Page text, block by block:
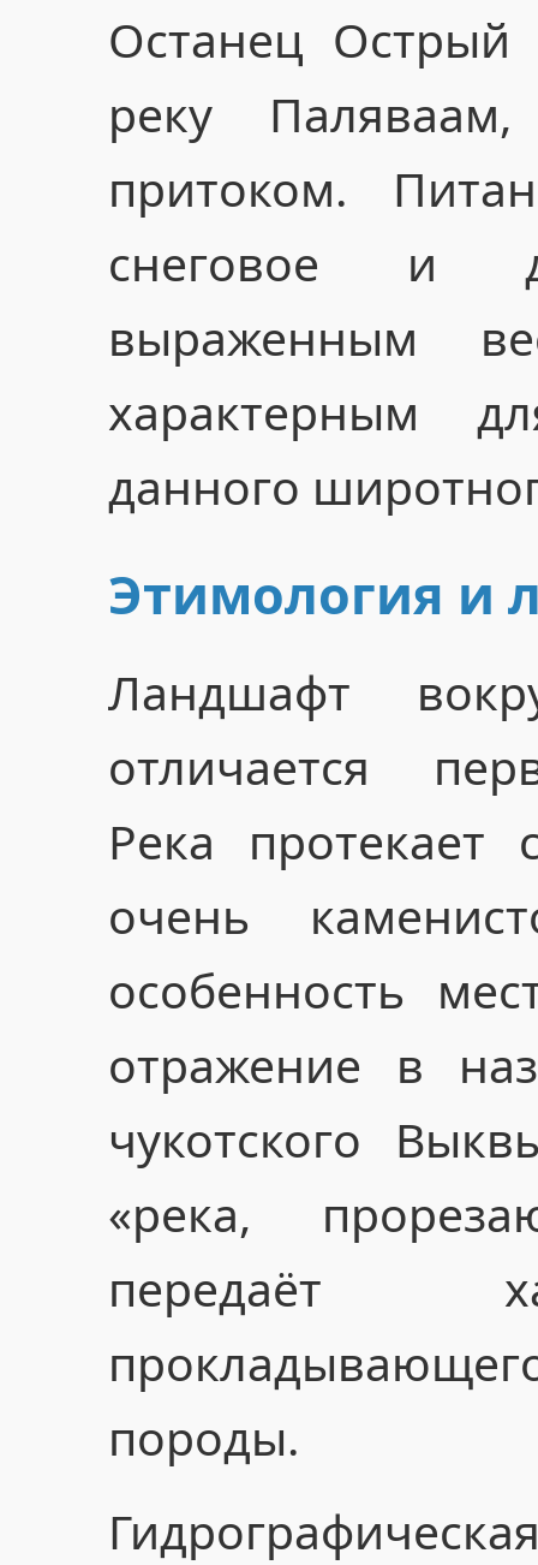
Останец
реку
притоком.
снеговое и
выраженным
характерным
данного
Этимология и
Ландшафт
отличается
Река
очень
особенность
отражение в
чукотского
«река,
передаёт
породы.